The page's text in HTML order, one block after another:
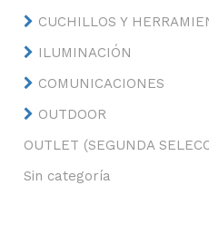
CUCHILLOS Y
ILUMINACIÓN
COMUNICACIONES
OUTDOOR
OUTLET (SEGUNDA
Sin categoría